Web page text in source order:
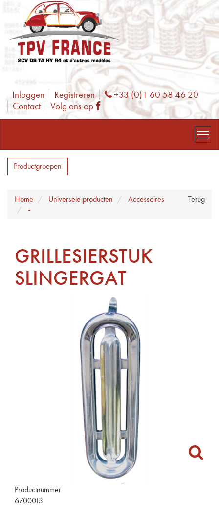
Inloggen Registreren Phone
+33 (0)1 60 58 46 20
Contact
Volg ons op Facebook
Productgroepen
Terug
Home Universele producten
Accessoires
-
GRILLESIERSTUK
SLINGERGAT
Productnummer
6700013